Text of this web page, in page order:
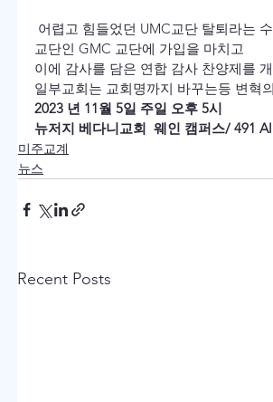
교단인 GMC 교단에 가입을 마치고
이에 감사를 담은 연합 감사 찬양제를
일부교회는 교회명까지 바꾸는등 변혁
2023 년 11월 5일 주일 오후 5시
뉴저지 베다니교회  웨인 캠퍼스/ 491
미주교계
뉴스
Recent Posts